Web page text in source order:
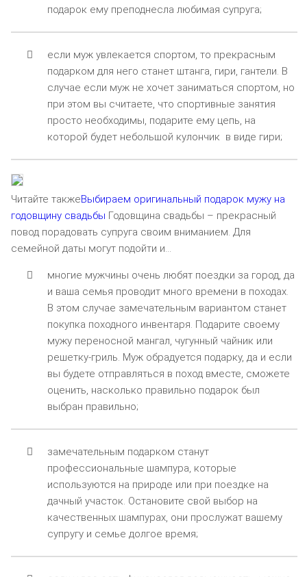
подарок ему преподнесла любимая супруга;
если муж увлекается спортом, то прекрасным
подарком для него станет штанга, гири, гантели. В
случае если муж не хочет заниматься спортом, но
при этом вы считаете, что спортивные занятия
просто необходимы, подарите ему цепь, на
которой будет небольшой кулончик в виде гири;
Читайте такжеВыбираем оригинальный подарок мужу на
годовщину свадьбы Годовщина свадьбы – прекрасный
повод порадовать супруга своим вниманием. Для
семейной даты могут подойти и…
многие мужчины очень любят поездки за город, да
и ваша семья проводит много времени в походах.
В этом случае замечательным вариантом станет
покупка походного инвентаря. Подарите своему
мужу переносной мангал, чугунный чайник или
решетку-гриль. Муж обрадуется подарку, да и если
вы будете отправляться в поход вместе, сможете
оценить, насколько правильно подарок был
выбран правильно;
замечательным подарком станут
профессиональные шампура, которые
используются на природе или при поездке на
дачный участок. Остановите свой выбор на
качественных шампурах, они прослужат вашему
супругу и семье долгое время;